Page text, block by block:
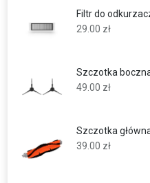
Filtr do
29.00 zł
Szczotka
49.00 zł
Szczotka
39.00 zł